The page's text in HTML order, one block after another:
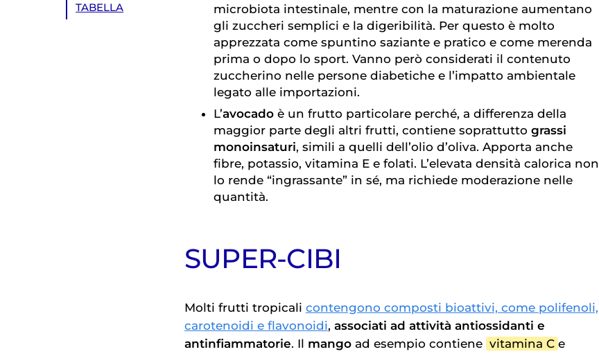
TABELLA
microbiota intestinale, mentre con la maturazione aumentano
gli zuccheri semplici e la digeribilità. Per questo è molto
apprezzata come spuntino saziante e pratico e come merenda
prima o dopo lo sport. Vanno però considerati il contenuto
zuccherino nelle persone diabetiche e l’impatto ambientale
legato alle importazioni.
L’avocado è un frutto particolare perché, a differenza della
maggior parte degli altri frutti, contiene soprattutto grassi
monoinsaturi, simili a quelli dell’olio d’oliva. Apporta anche
fibre, potassio, vitamina E e folati. L’elevata densità calorica non
lo rende “ingrassante” in sé, ma richiede moderazione nelle
quantità.
SUPER-CIBI
Molti frutti tropicali contengono composti bioattivi, come polifenoli,
carotenoidi e flavonoidi, associati ad attività antiossidanti e
antinfiammatorie. Il mango ad esempio contiene vitamina C e